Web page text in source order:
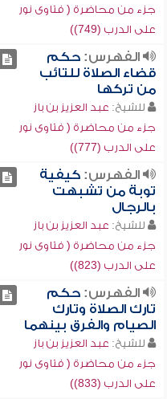
جزء من محاضرة ( فتاوى نور
على الدرب (749))
الفهرس:حكم
قضاء الصلاة للتائب
من تركها
للشيخ: عبد العزيز بن باز
جزء من محاضرة ( فتاوى نور
على الدرب (777))
الفهرس:كيفية
توبة من تشبهت
بالرجال
للشيخ: عبد العزيز بن باز
جزء من محاضرة ( فتاوى نور
على الدرب (823))
الفهرس:حكم
تارك الصلاة وتارك
الصيام والفرق بينهما
للشيخ: عبد العزيز بن باز
جزء من محاضرة ( فتاوى نور
على الدرب (833))